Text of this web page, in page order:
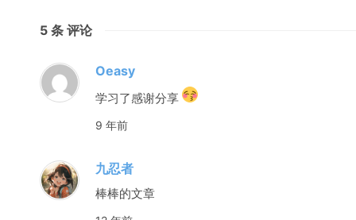
5 条 评论
Oeasy
学习了感谢分享
9 年前
九忍者
棒棒的文章